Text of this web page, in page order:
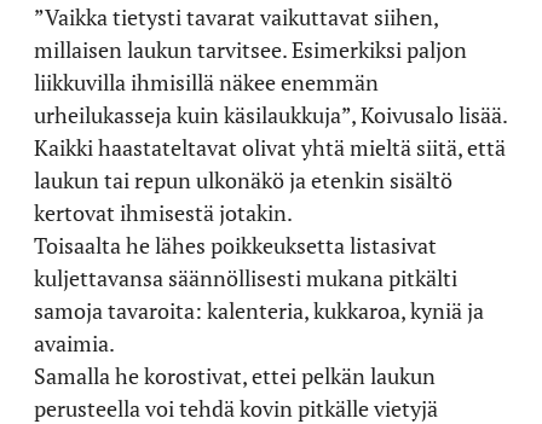
”Vaikka tietysti tavarat vaikuttavat siihen,
millaisen laukun tarvitsee. Esimerkiksi paljon
liikkuvilla ihmisillä näkee enemmän
urheilukasseja kuin käsilaukkuja”, Koivusalo lisää.
Kaikki haastateltavat olivat yhtä mieltä siitä, että
laukun tai repun ulkonäkö ja etenkin sisältö
kertovat ihmisestä jotakin.
Toisaalta he lähes poikkeuksetta listasivat
kuljettavansa säännöllisesti mukana pitkälti
samoja tavaroita: kalenteria, kukkaroa, kyniä ja
avaimia.
Samalla he korostivat, ettei pelkän laukun
perusteella voi tehdä kovin pitkälle vietyjä